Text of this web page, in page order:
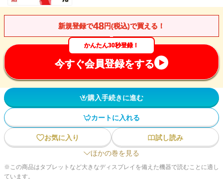
新規登録で48円(税込)で買える！
かんたん30秒登録！
今すぐ会員登録をする
購入手続きに進む
カートに入れる
お気に入り
試し読み
ほかの巻を見る
※この商品はタブレットなど大きなディスプレイを備えた機器で読むことに適し
ています。